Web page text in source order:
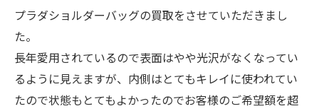
プラダショルダーバッグの買取をさせていただきまし
た。
長年愛用されているので表面はやや光沢がなくなってい
るように見えますが、内側はとてもキレイに使われてい
たので状態もとてもよかったのでお客様のご希望額を超